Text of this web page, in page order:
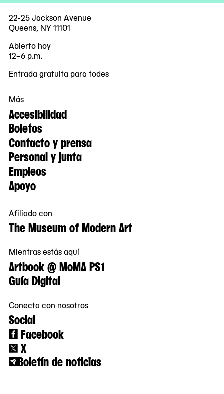
22-25 Jackson Avenue
Queens, NY 11101
Abierto hoy
12–6 p.m.
Entrada gratuita para todes
Más
Accesibilidad
Boletos
Contacto y prensa
Personal y junta
Empleos
Apoyo
Afiliado con
The Museum of Modern Art
Mientras estás aquí
Artbook @ MoMA PS1
Guía Digital
Conecta con nosotros
Social
Facebook
X
Boletín de noticias